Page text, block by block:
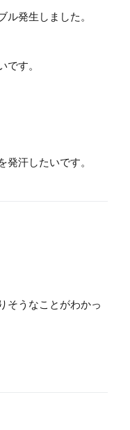
発生しました。
す。
汗したいです。
そうなことがわかっ